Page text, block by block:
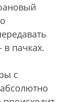
пачках.
с